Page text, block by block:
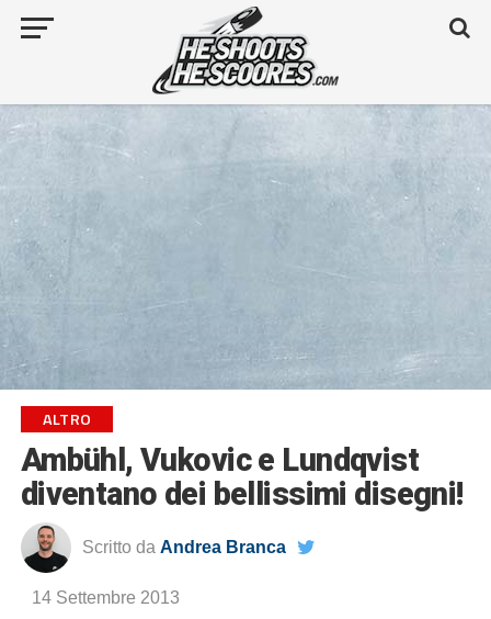
ALTRO
Ambühl, Vukovic e Lundqvist
diventano dei bellissimi disegni!
Scritto da Andrea Branca
14 Settembre 2013